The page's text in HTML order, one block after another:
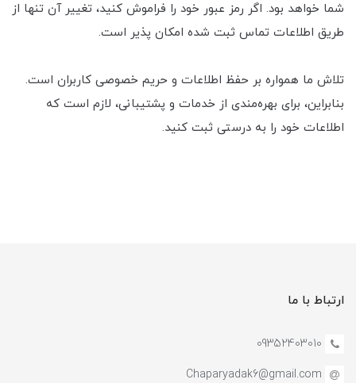
شما خواهد بود. اگر رمز عبور خود را فراموش کنید، تغییر آن تنها از
طریق اطلاعات تماس ثبت شده امکان پذیر است.
تلاش ما همواره بر حفظ اطلاعات و حریم خصوصی کاربران است.
بنابراین، برای بهره‌مندی از خدمات و پشتیبانی، لازم است که
اطلاعات خود را به درستی ثبت کنید.
ارتباط با ما
09352403010
Chaparyadak6@gmail.com